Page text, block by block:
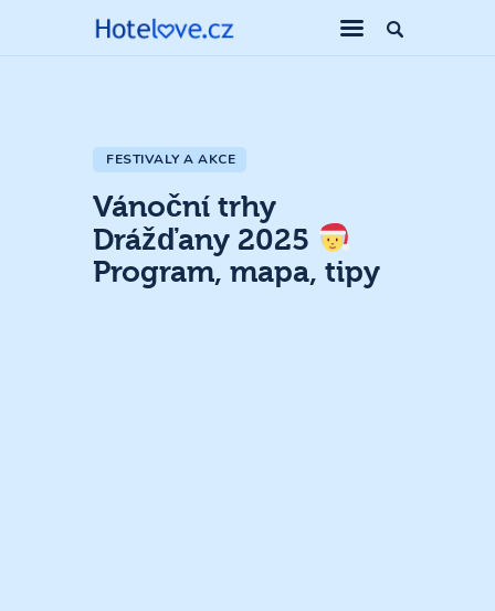
FESTIVALY A AKCE
Vánoční trhy
Drážďany 2025
Program, mapa, tipy